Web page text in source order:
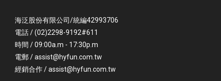
海泛股份有限公司/統編42993706
電話 / (02)2298-9192#611
時間 / 09:00a.m - 17:30p.m
電郵 / assist@hyfun.com.tw
經銷合作 / assist@hyfun.com.tw